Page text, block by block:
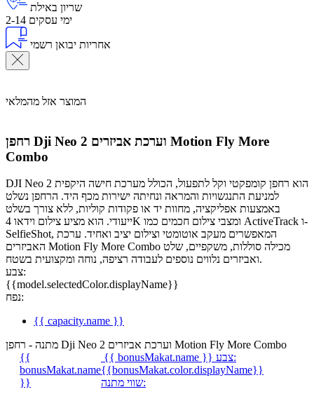
שריון באילת
2-14 ימי עסקים
אחריות יבואן רשמי
המוצר אזל מהמלאי
רחפן Dji Neo 2 וערכת אביזרים Motion Fly More
Combo
DJI Neo 2 הוא רחפן קומפקטי וקל לתפעול, הכולל מערכת חישה היקפית
למניעת התנגשויות והמראה ונחיתה ישירות מכף היד. הרחפן נשלט
באמצעות אפליקציה, מחוות יד או פקודות קוליות, ללא צורך בשלט
ייעודי. הוא מציע צילום וידאו 4K ומצבי צילום חכמים כמו ActiveTrack ו-
SelfieShot, המאפשרים מעקב אוטומטי וצילום יציב ואחיד. ערכת
האביזרים Motion Fly More Combo מכילה סוללות, משקפיים, שלט
ואביזרים נלווים נוספים לעבודה רציפה, נוחה ומקצועית בשטח.
צבע:
{{model.selectedColor.displayName}}
נפח:
{{ capacity.name }}
מתנה - רחפן Dji Neo 2 וערכת אביזרים Motion Fly More Combo
{{
bonusMakat.name
}}
{{ bonusMakat.name }}
צבע:
{{bonusMakat.color.displayName}}
שווי מתנה: